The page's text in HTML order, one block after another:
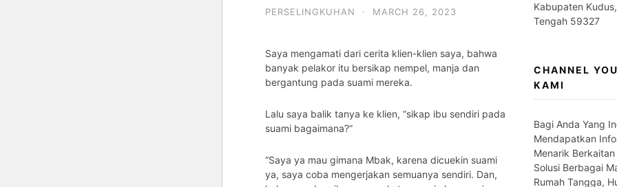
PERSELINGKUHAN · MARCH 26, 2023
Saya mengamati dari cerita klien-klien saya, bahwa
banyak pelakor itu bersikap nempel, manja dan
bergantung pada suami mereka.
Lalu saya balik tanya ke klien, “sikap ibu sendiri pada
suami bagaimana?”
“Saya ya mau gimana Mbak, karena dicuekin suami
ya, saya coba mengerjakan semuanya sendiri. Dan,
Kabupaten
Tengah 59327
CHANNEL
KAMI
Bagi Anda Yang
Mendapatkan
Menarik
Solusi Berbagai
Rumah Tangga,